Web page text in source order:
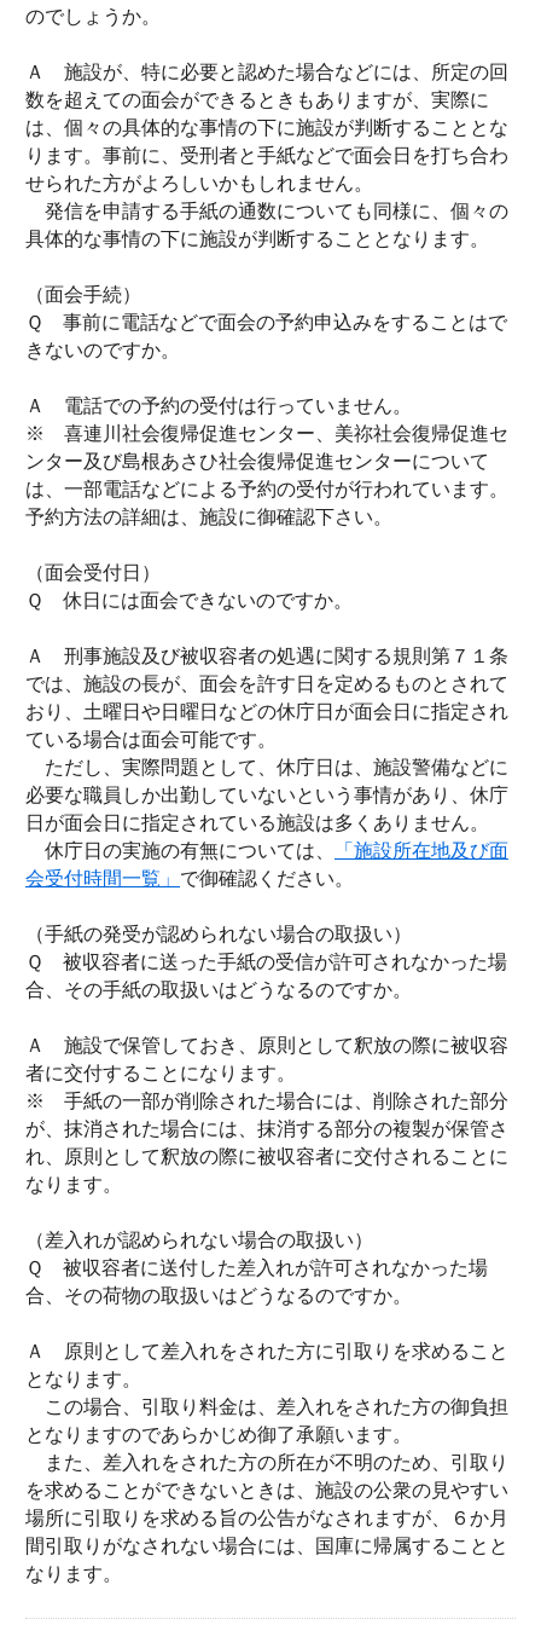
のでしょうか。
Ａ 施設が、特に必要と認めた場合などには、所定の回
数を超えての面会ができるときもありますが、実際に
は、個々の具体的な事情の下に施設が判断することとな
ります。事前に、受刑者と手紙などで面会日を打ち合わ
せられた方がよろしいかもしれません。
発信を申請する手紙の通数についても同様に、個々の
具体的な事情の下に施設が判断することとなります。
（面会手続）
Ｑ 事前に電話などで面会の予約申込みをすることはで
きないのですか。
Ａ 電話での予約の受付は行っていません。
※ 喜連川社会復帰促進センター、美祢社会復帰促進セ
ンター及び島根あさひ社会復帰促進センターについて
は、一部電話などによる予約の受付が行われています。
予約方法の詳細は、施設に御確認下さい。
（面会受付日）
Ｑ 休日には面会できないのですか。
Ａ 刑事施設及び被収容者の処遇に関する規則第７１条
では、施設の長が、面会を許す日を定めるものとされて
おり、土曜日や日曜日などの休庁日が面会日に指定され
ている場合は面会可能です。
ただし、実際問題として、休庁日は、施設警備などに
必要な職員しか出勤していないという事情があり、休庁
日が面会日に指定されている施設は多くありません。
休庁日の実施の有無については、
「施設所在地及び面
会受付時間一覧」 で御確認ください。
（手紙の発受が認められない場合の取扱い）
Ｑ 被収容者に送った手紙の受信が許可されなかった場
合、その手紙の取扱いはどうなるのですか。
Ａ 施設で保管しておき、原則として釈放の際に被収容
者に交付することになります。
※ 手紙の一部が削除された場合には、削除された部分
が、抹消された場合には、抹消する部分の複製が保管さ
れ、原則として釈放の際に被収容者に交付されることに
なります。
（差入れが認められない場合の取扱い）
Ｑ 被収容者に送付した差入れが許可されなかった場
合、その荷物の取扱いはどうなるのですか。
Ａ 原則として差入れをされた方に引取りを求めること
となります。
この場合、引取り料金は、差入れをされた方の御負担
となりますのであらかじめ御了承願います。
また、差入れをされた方の所在が不明のため、引取り
を求めることができないときは、施設の公衆の見やすい
場所に引取りを求める旨の公告がなされますが、６か月
間引取りがなされない場合には、国庫に帰属することと
なります。